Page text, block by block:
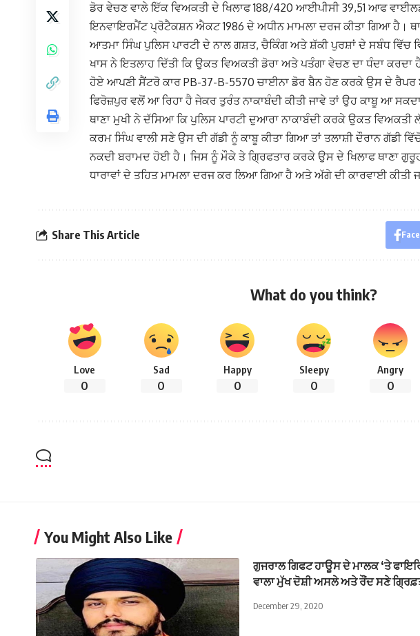
ਡੋਰ ਵੇਚਣ ਵਾਲੇ ਇੱਕ ਵਿਅਕਤੀ ਦੇ ਖਿਲਾਫ 188/420 ਆਈਪੀਸੀ 39,51 ਆਫ
ਇਨਵਾਇਰਮੈਂਟ ਪ੍ਰੋਟੈਕਸ਼ਨ ਐਕਟ 1986 ਦੇ ਅਧੀਨ ਮਾਮਲਾ ਦਰਜ ਕੀਤਾ ਗਿਆ ਹੈ।
ਆਤਮਾ ਸਿੰਘ ਪੁਲਿਸ ਪਾਰਟੀ ਦੇ ਨਾਲ ਗਸ਼ਤ, ਚੈਕਿੰਗ ਅਤੇ ਸ਼ੱਕੀ ਪੁਰਸ਼ਾਂ ਦੇ ਸਬੰਧ ਵਿੱਚ
ਖਾਸ ਨੇ ਇਤਲਾਹ ਦਿੱਤੀ ਕਿ ਉਕਤ ਵਿਅਕਤੀ ਡੋਰਾ ਅਤੇ ਪਤੰਗਾ ਵੇਚਣ ਦਾ ਧੰਦਾ
ਹੋਏ ਆਪਣੀ ਸੈਂਟਰੋ ਕਾਰ PB-37-B-5570 ਚਾਈਨਾ ਡੋਰ ਬੈਨ ਹੋਣ ਕਰਕੇ ਉਸ ਦੇ
ਫਿਰੋਜ਼ਪੁਰ ਵਲੋਂ ਆ ਰਿਹਾ ਹੈ ਜੇਕਰ ਤੁਰੰਤ ਨਾਕਾਬੰਦੀ ਕੀਤੀ ਜਾਵੇ ਤਾਂ ਉਹ ਕਾਬੂ ਆ
ਥਾਣਾ ਮੁਖੀ ਨੇ ਦੱਸਿਆ ਕਿ ਪੁਲਿਸ ਪਾਰਟੀ ਦੁਆਰਾ ਨਾਕਾਬੰਦੀ ਕਰਕੇ ਉਕਤ ਵਿਅਕਤੀ
ਕਰਮ ਸਿੰਘ ਵਾਲੀ ਸਣੇ ਉਸ ਦੀ ਗੱਡੀ ਨੂੰ ਕਾਬੂ ਕੀਤਾ ਗਿਆ ਤਾਂ ਤਲਾਸ਼ੀ ਦੌਰਾਨ ਗੱਡੀ
ਨਕਦੀ ਬਰਾਮਦ ਹੋਈ ਹੈ। ਜਿਸ ਨੂੰ ਮੌਕੇ ਤੇ ਗ੍ਰਿਫਤਾਰ ਕਰਕੇ ਉਸ ਦੇ ਖਿਲਾਫ ਥਾਣਾ
ਧਾਰਾਵਾਂ ਦੇ ਤਹਿਤ ਮਾਮਲਾ ਦਰਜ ਕਰ ਲਿਆ ਗਿਆ ਹੈ ਅਤੇ ਅੱਗੇ ਦੀ ਕਾਰਵਾਈ ਕੀਤੀ
Share This Article
What do you think?
Love
0
Sad
0
Happy
0
Sleepy
0
Angry
0
You Might Also Like
ਗੁਜਰਾਲ ਗਿਫਟ ਹਾਊਸ ਦੇ ਮਾਲਕ ‘ਤੇ
ਵਾਲਾ ਮੁੱਖ ਦੋਸ਼ੀ ਅਸਲੇ ਅਤੇ ਰੌਂਦ ਸਣੇ
December 29, 2020